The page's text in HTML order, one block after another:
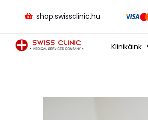
shop.swissclinic.hu
Klinikáink